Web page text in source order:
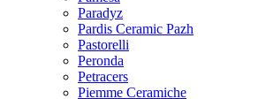
Paradyz
Pardis Ceramic Pazh
Pastorelli
Peronda
Petracers
Piemme Ceramiche